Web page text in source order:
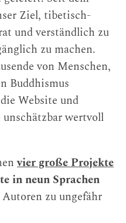
Ziel, tibetisch-
und verständlich zu
zu machen.
von Menschen,
Buddhismus
Website und
unschätzbar wertvoll
vier große Projekte
in neun Sprachen
zu ungefähr